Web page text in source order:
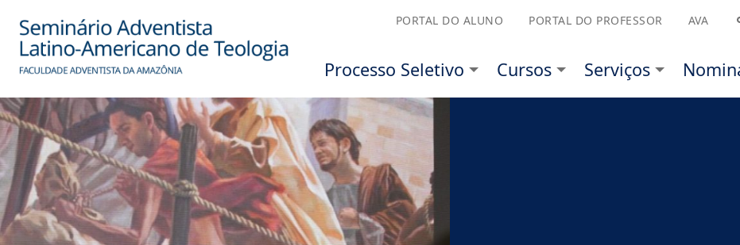
PORTAL DO ALUNO PORTAL DO PROFESSOR AVA
Processo Seletivo